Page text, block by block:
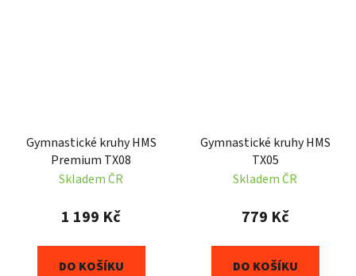
Gymnastické kruhy HMS
Premium TX08
Skladem ČR
1 199 Kč
DO KOŠÍKU
Gymnastické kruhy HMS
TX05
Skladem ČR
779 Kč
DO KOŠÍKU